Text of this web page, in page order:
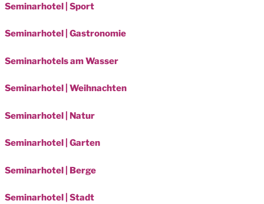
Seminarhotel | Sport
Seminarhotel | Gastronomie
Seminarhotels am Wasser
Seminarhotel | Weihnachten
Seminarhotel | Natur
Seminarhotel | Garten
Seminarhotel | Berge
Seminarhotel | Stadt